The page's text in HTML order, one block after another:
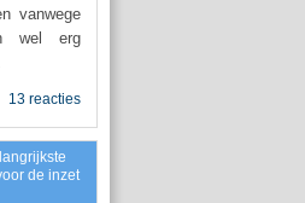
vanwege
wel erg
13 reacties
de inzet